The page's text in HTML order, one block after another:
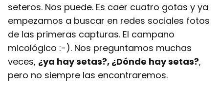
seteros. Nos puede. Es caer cuatro gotas y ya
empezamos a buscar en redes sociales fotos
de las primeras capturas. El campano
micológico :-). Nos preguntamos muchas
veces, ¿ya hay setas?, ¿Dónde hay setas?,
pero no siempre las encontraremos.